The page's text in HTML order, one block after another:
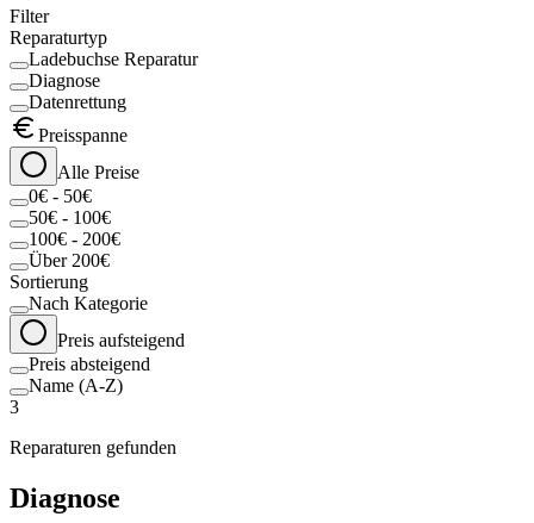
Filter
Reparaturtyp
Ladebuchse Reparatur
Diagnose
Datenrettung
Preisspanne
Alle Preise
0€ - 50€
50€ - 100€
100€ - 200€
Über 200€
Sortierung
Nach Kategorie
Preis aufsteigend
Preis absteigend
Name (A-Z)
3
Reparaturen gefunden
Diagnose